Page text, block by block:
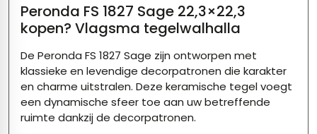
Peronda FS 1827 Sage 22,3×22,3
kopen? Vlagsma tegelwalhalla
De Peronda FS 1827 Sage zijn ontworpen met
klassieke en levendige decorpatronen die karakter
en charme uitstralen. Deze keramische tegel voegt
een dynamische sfeer toe aan uw betreffende
ruimte dankzij de decorpatronen.